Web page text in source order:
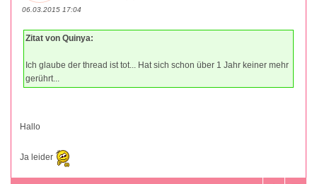
06.03.2015 17:04
Zitat von Quinya:
Ich glaube der thread ist tot... Hat sich schon über 1 Jahr keiner mehr
gerührt...
Hallo
Ja leider